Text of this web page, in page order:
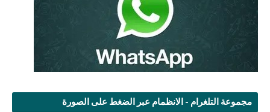
مجموعة التلغرام - الانظمام عبر الضغط على الصورة